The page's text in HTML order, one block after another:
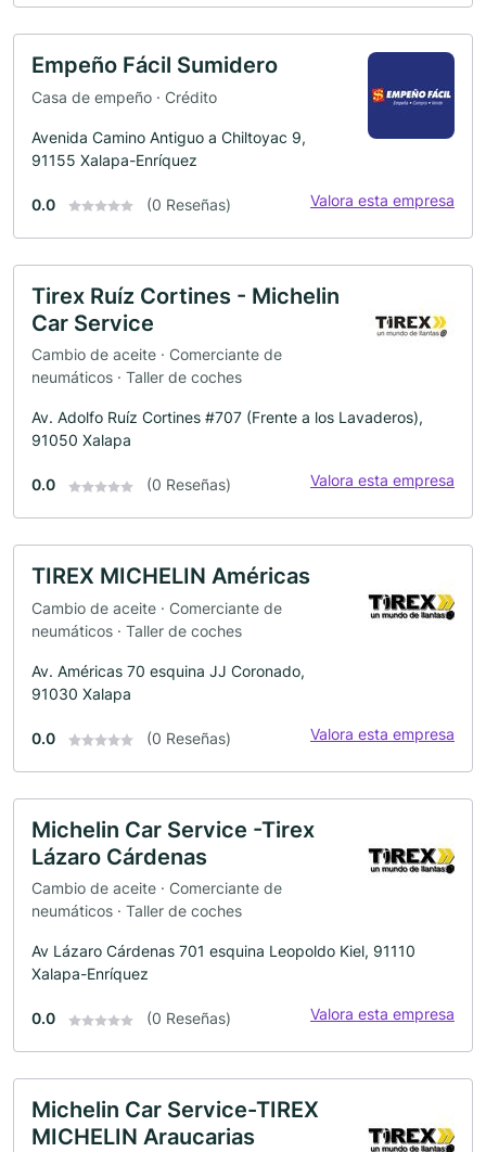
Empeño Fácil Sumidero
Casa de empeño · Crédito
Avenida Camino Antiguo a Chiltoyac 9,
91155 Xalapa-Enríquez
0.0 (0 Reseñas) Valora esta empresa
Tirex Ruíz Cortines - Michelin
Car Service
Cambio de aceite · Comerciante de
neumáticos · Taller de coches
Av. Adolfo Ruíz Cortines #707 (Frente a los Lavaderos),
91050 Xalapa
0.0 (0 Reseñas) Valora esta empresa
TIREX MICHELIN Américas
Cambio de aceite · Comerciante de
neumáticos · Taller de coches
Av. Américas 70 esquina JJ Coronado,
91030 Xalapa
0.0 (0 Reseñas) Valora esta empresa
Michelin Car Service -Tirex
Lázaro Cárdenas
Cambio de aceite · Comerciante de
neumáticos · Taller de coches
Av Lázaro Cárdenas 701 esquina Leopoldo Kiel, 91110
Xalapa-Enríquez
0.0 (0 Reseñas) Valora esta empresa
Michelin Car Service-TIREX
MICHELIN Araucarias